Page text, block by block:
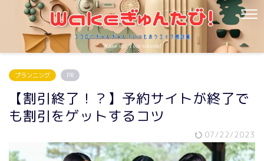
プランニング PR
【割引終了！？】予約サイトが終了で
も割引をゲットするコツ
07/22/2023